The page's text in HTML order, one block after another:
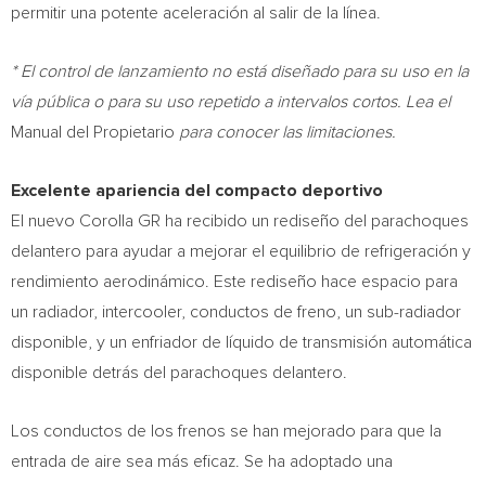
permitir una potente aceleración al salir de la línea.
* El control de lanzamiento no está diseñado para su uso en la
vía pública o para su uso repetido a intervalos cortos. Lea el
Manual del Propietario para conocer las limitaciones.
Excelente apariencia del compacto deportivo
El nuevo Corolla GR ha recibido un rediseño del parachoques
delantero para ayudar a mejorar el equilibrio de refrigeración y
rendimiento aerodinámico. Este rediseño hace espacio para
un radiador, intercooler, conductos de freno, un sub-radiador
disponible, y un enfriador de líquido de transmisión automática
disponible detrás del parachoques delantero.
Los conductos de los frenos se han mejorado para que la
entrada de aire sea más eficaz. Se ha adoptado una